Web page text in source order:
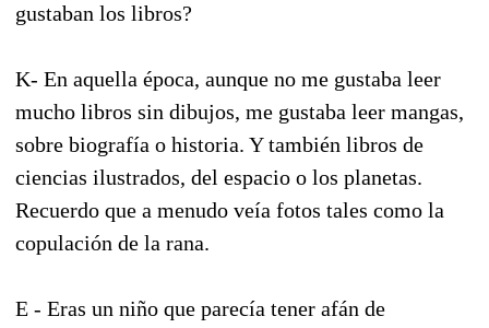
gustaban los libros?
K- En aquella época, aunque no me gustaba leer
mucho libros sin dibujos, me gustaba leer mangas,
sobre biografía o historia. Y también libros de
ciencias ilustrados, del espacio o los planetas.
Recuerdo que a menudo veía fotos tales como la
copulación de la rana.
E - Eras un niño que parecía tener afán de